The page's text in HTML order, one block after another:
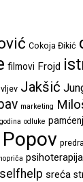
Cokoja Đikić
filmovi Frojd
Jakšić
marketing
odluke
Popov
psihoterapija
selfhelp sreća